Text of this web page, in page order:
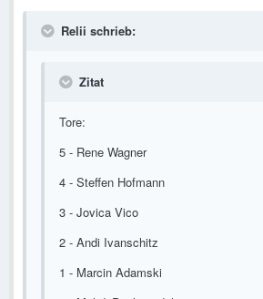
Relii schrieb:
Zitat
Tore:
5 - Rene Wagner
4 - Steffen Hofmann
3 - Jovica Vico
2 - Andi Ivanschitz
1 - Marcin Adamski